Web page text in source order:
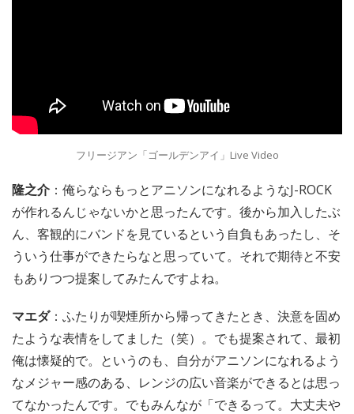
フリージアン「ゴールデンアイ」Live Video
隆之介 ：俺らならもっとアニソンになれるようなJ-ROCK
が作れるんじゃないかと思ったんです。後から加入したぶ
ん、客観的にバンドを見ているという自負もあったし、そ
ういう仕事ができたらなと思っていて。それで期待と不安
もありつつ提案してみたんですよね。
マエダ：ふたりが喫煙所から帰ってきたとき、決意を固め
たような表情をしてました（笑）。でも提案されて、最初
俺は懐疑的で。というのも、自分がアニソンになれるよう
なメジャー感のある、レンジの広い音楽ができるとは思っ
てなかったんです。でもみんなが「できるって。大丈夫や